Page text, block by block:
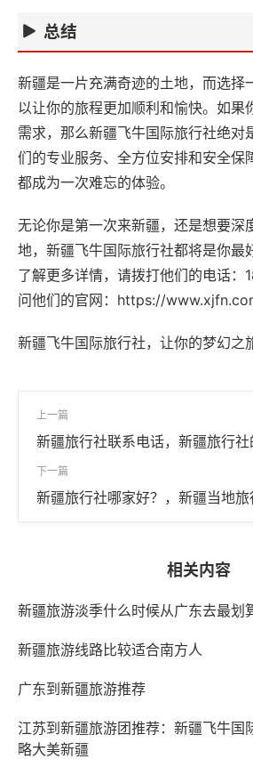
总结
新疆是一片充满奇迹的土地，而选择
以让你的旅程更加顺利和愉快。如果
需求，那么新疆飞牛国际旅行社绝对
们的专业服务、全方位安排和安全保
都成为一次难忘的体验。
无论你是第一次来新疆，还是想要深
地，新疆飞牛国际旅行社都将是你最
了解更多详情，请拨打他们的电话
问他们的官网：https://
新疆飞牛国际旅行社，让你的梦幻之
上一篇
新疆旅行社联系电话，新疆旅行
下一篇
新疆旅行社哪家好？，新疆当地
相关内容
新疆旅游淡季什么时候从广东去最划
新疆旅游线路比较适合南方人
广东到新疆旅游推荐
江苏到新疆旅游团推荐：新疆飞牛
略大美新疆